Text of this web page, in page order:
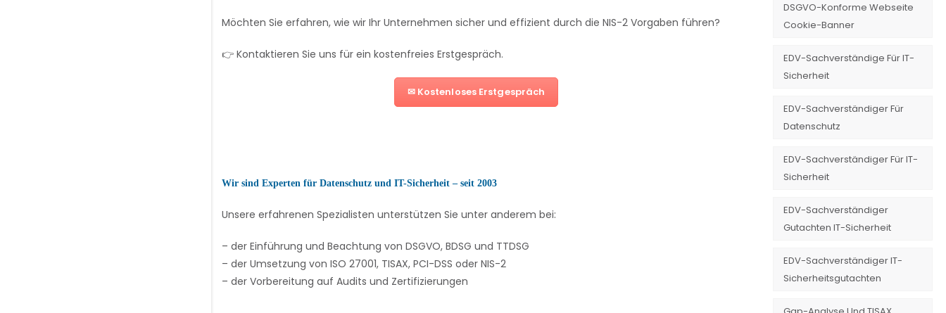
Möchten Sie erfahren, wie wir Ihr Unternehmen sicher und effizient durch die NIS-2 Vorgaben führen?
👉 Kontaktieren Sie uns für ein kostenfreies Erstgespräch.
✉ Kostenloses Erstgespräch
Wir sind Experten für Datenschutz und IT-Sicherheit – seit 2003
Unsere erfahrenen Spezialisten unterstützen Sie unter anderem bei:
– der Einführung und Beachtung von DSGVO, BDSG und TTDSG
– der Umsetzung von ISO 27001, TISAX, PCI-DSS oder NIS-2
– der Vorbereitung auf Audits und Zertifizierungen
DSGVO-Konforme Webseite
Cookie-Banner
EDV-Sachverständige Für IT-
Sicherheit
EDV-Sachverständiger Für
Datenschutz
EDV-Sachverständiger Für IT-
Sicherheit
EDV-Sachverständiger
Gutachten IT-Sicherheit
EDV-Sachverständiger IT-
Sicherheitsgutachten